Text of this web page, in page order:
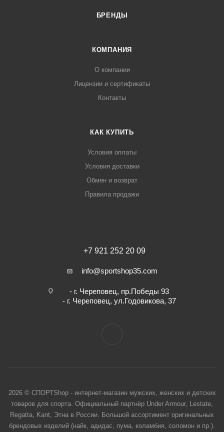
БРЕНДЫ
КОМПАНИЯ
О компании
Лицензии и сертификаты
Контакты
КАК КУПИТЬ
Условия оплаты
Условия доставки
Обмен и возврат
Правила продажи
+7 921 252 20 09
info@sportshop35.com
- г. Череповец, пр.Победы 93
- г. Череповец, ул.Годовикова, 37
2026 © СПОРТShop - интернет-магазин мужских, женских и детских
товаров для спорта. Официальный партнёр Under Armour, Lestate,
Regatta, Kant, Этна в России. Большой ассортимент оригинальных
брендовых изделий (найк, адидас, пума, коламбия, соломон и пр.).